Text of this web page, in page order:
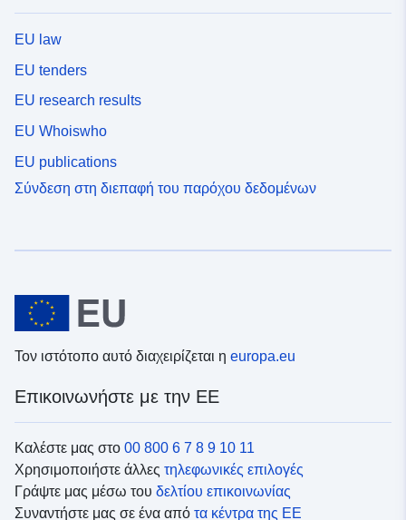
EU law
EU tenders
EU research results
EU Whoiswho
EU publications
Σύνδεση στη διεπαφή του παρόχου δεδομένων
Τον ιστότοπο αυτό διαχειρίζεται η europa.eu
Επικοινωνήστε με την ΕΕ
Καλέστε μας στο 00 800 6 7 8 9 10 11
Χρησιμοποιήστε άλλες τηλεφωνικές επιλογές
Γράψτε μας μέσω του δελτίου επικοινωνίας
Συναντήστε μας σε ένα από τα κέντρα της ΕΕ